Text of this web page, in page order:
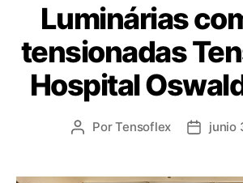
Luminárias
tensionadas
Hospital
PorTensoflex junio